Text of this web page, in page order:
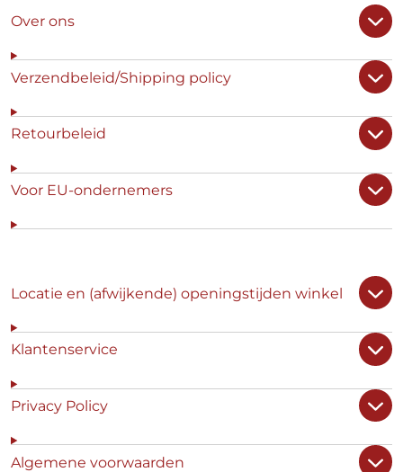
Over ons
Verzendbeleid/Shipping policy
Retourbeleid
Voor EU-ondernemers
Locatie en (afwijkende) openingstijden winkel
Klantenservice
Privacy Policy
Algemene voorwaarden